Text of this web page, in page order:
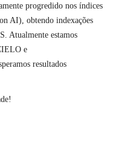
progredido nos índices
AI), obtendo indexações
Atualmente estamos
e
resultados